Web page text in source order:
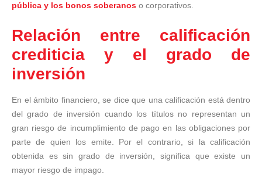
pública y los bonos soberanos o corporativos.
Relación entre calificación
crediticia y el grado de
inversión
En el ámbito financiero, se dice que una calificación está dentro
del grado de inversión cuando los títulos no representan un
gran riesgo de incumplimiento de pago en las obligaciones por
parte de quien los emite. Por el contrario, si la calificación
obtenida es sin grado de inversión, significa que existe un
mayor riesgo de impago.